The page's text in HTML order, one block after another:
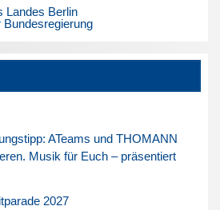
Landes Berlin
ATeams und THOMANN
Musik für Euch – präsentiert
2027